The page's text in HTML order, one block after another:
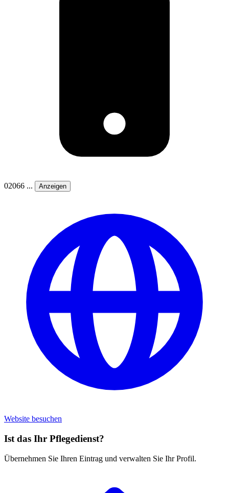
02066 ... Anzeigen
Website besuchen
Ist das Ihr Pflegedienst?
Übernehmen Sie Ihren Eintrag und verwalten Sie Ihr Profil.